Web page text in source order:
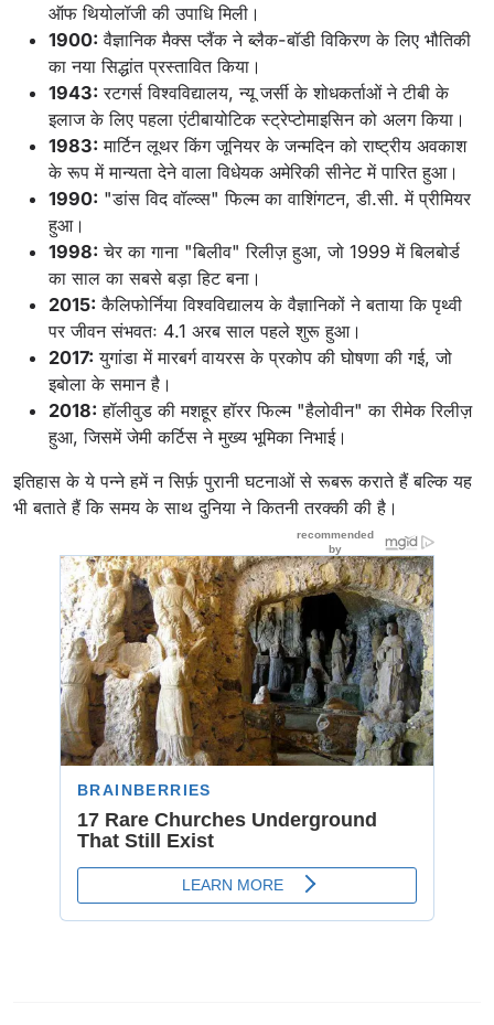
ऑफ थियोलॉजी की उपाधि मिली।
1900: वैज्ञानिक मैक्स प्लैंक ने ब्लैक-बॉडी विकिरण के लिए भौतिकी
का नया सिद्धांत प्रस्तावित किया।
1943: रटगर्स विश्वविद्यालय, न्यू जर्सी के शोधकर्ताओं ने टीबी के
इलाज के लिए पहला एंटीबायोटिक स्ट्रेप्टोमाइसिन को अलग किया।
1983: मार्टिन लूथर किंग जूनियर के जन्मदिन को राष्ट्रीय अवकाश
के रूप में मान्यता देने वाला विधेयक अमेरिकी सीनेट में पारित हुआ।
1990: "डांस विद वॉल्व्स" फिल्म का वाशिंगटन, डी.सी. में प्रीमियर
हुआ।
1998: चेर का गाना "बिलीव" रिलीज़ हुआ, जो 1999 में बिलबोर्ड
का साल का सबसे बड़ा हिट बना।
2015: कैलिफोर्निया विश्वविद्यालय के वैज्ञानिकों ने बताया कि पृथ्वी
पर जीवन संभवतः 4.1 अरब साल पहले शुरू हुआ।
2017: युगांडा में मारबर्ग वायरस के प्रकोप की घोषणा की गई, जो
इबोला के समान है।
2018: हॉलीवुड की मशहूर हॉरर फिल्म "हैलोवीन" का रीमेक रिलीज़
हुआ, जिसमें जेमी कर्टिस ने मुख्य भूमिका निभाई।
इतिहास के ये पन्ने हमें न सिर्फ़ पुरानी घटनाओं से रूबरू कराते हैं बल्कि यह
भी बताते हैं कि समय के साथ दुनिया ने कितनी तरक्की की है।